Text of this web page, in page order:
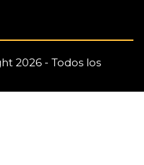
2026 - Todos los